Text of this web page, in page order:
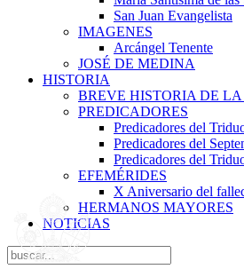
San Juan Evangelista
IMAGENES
Arcángel Tenente
JOSÉ DE MEDINA
HISTORIA
BREVE HISTORIA DE
PREDICADORES
Predicadores del
Predicadores del
Predicadores del
EFEMÉRIDES
X Aniversario del
HERMANOS MAYORES
NOTICIAS